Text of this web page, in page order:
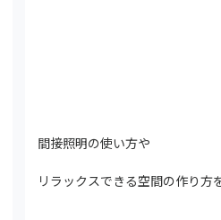
間接照明の使い方や
リラックスできる空間の作り